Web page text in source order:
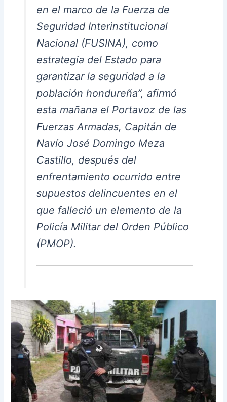
en el marco de la Fuerza de
Seguridad Interinstitucional
Nacional (FUSINA), como
estrategia del Estado para
garantizar la seguridad a la
población hondureña”, afirmó
esta mañana el Portavoz de las
Fuerzas Armadas, Capitán de
Navío José Domingo Meza
Castillo, después del
enfrentamiento ocurrido entre
supuestos delincuentes en el
que falleció un elemento de la
Policía Militar del Orden Público
(PMOP).